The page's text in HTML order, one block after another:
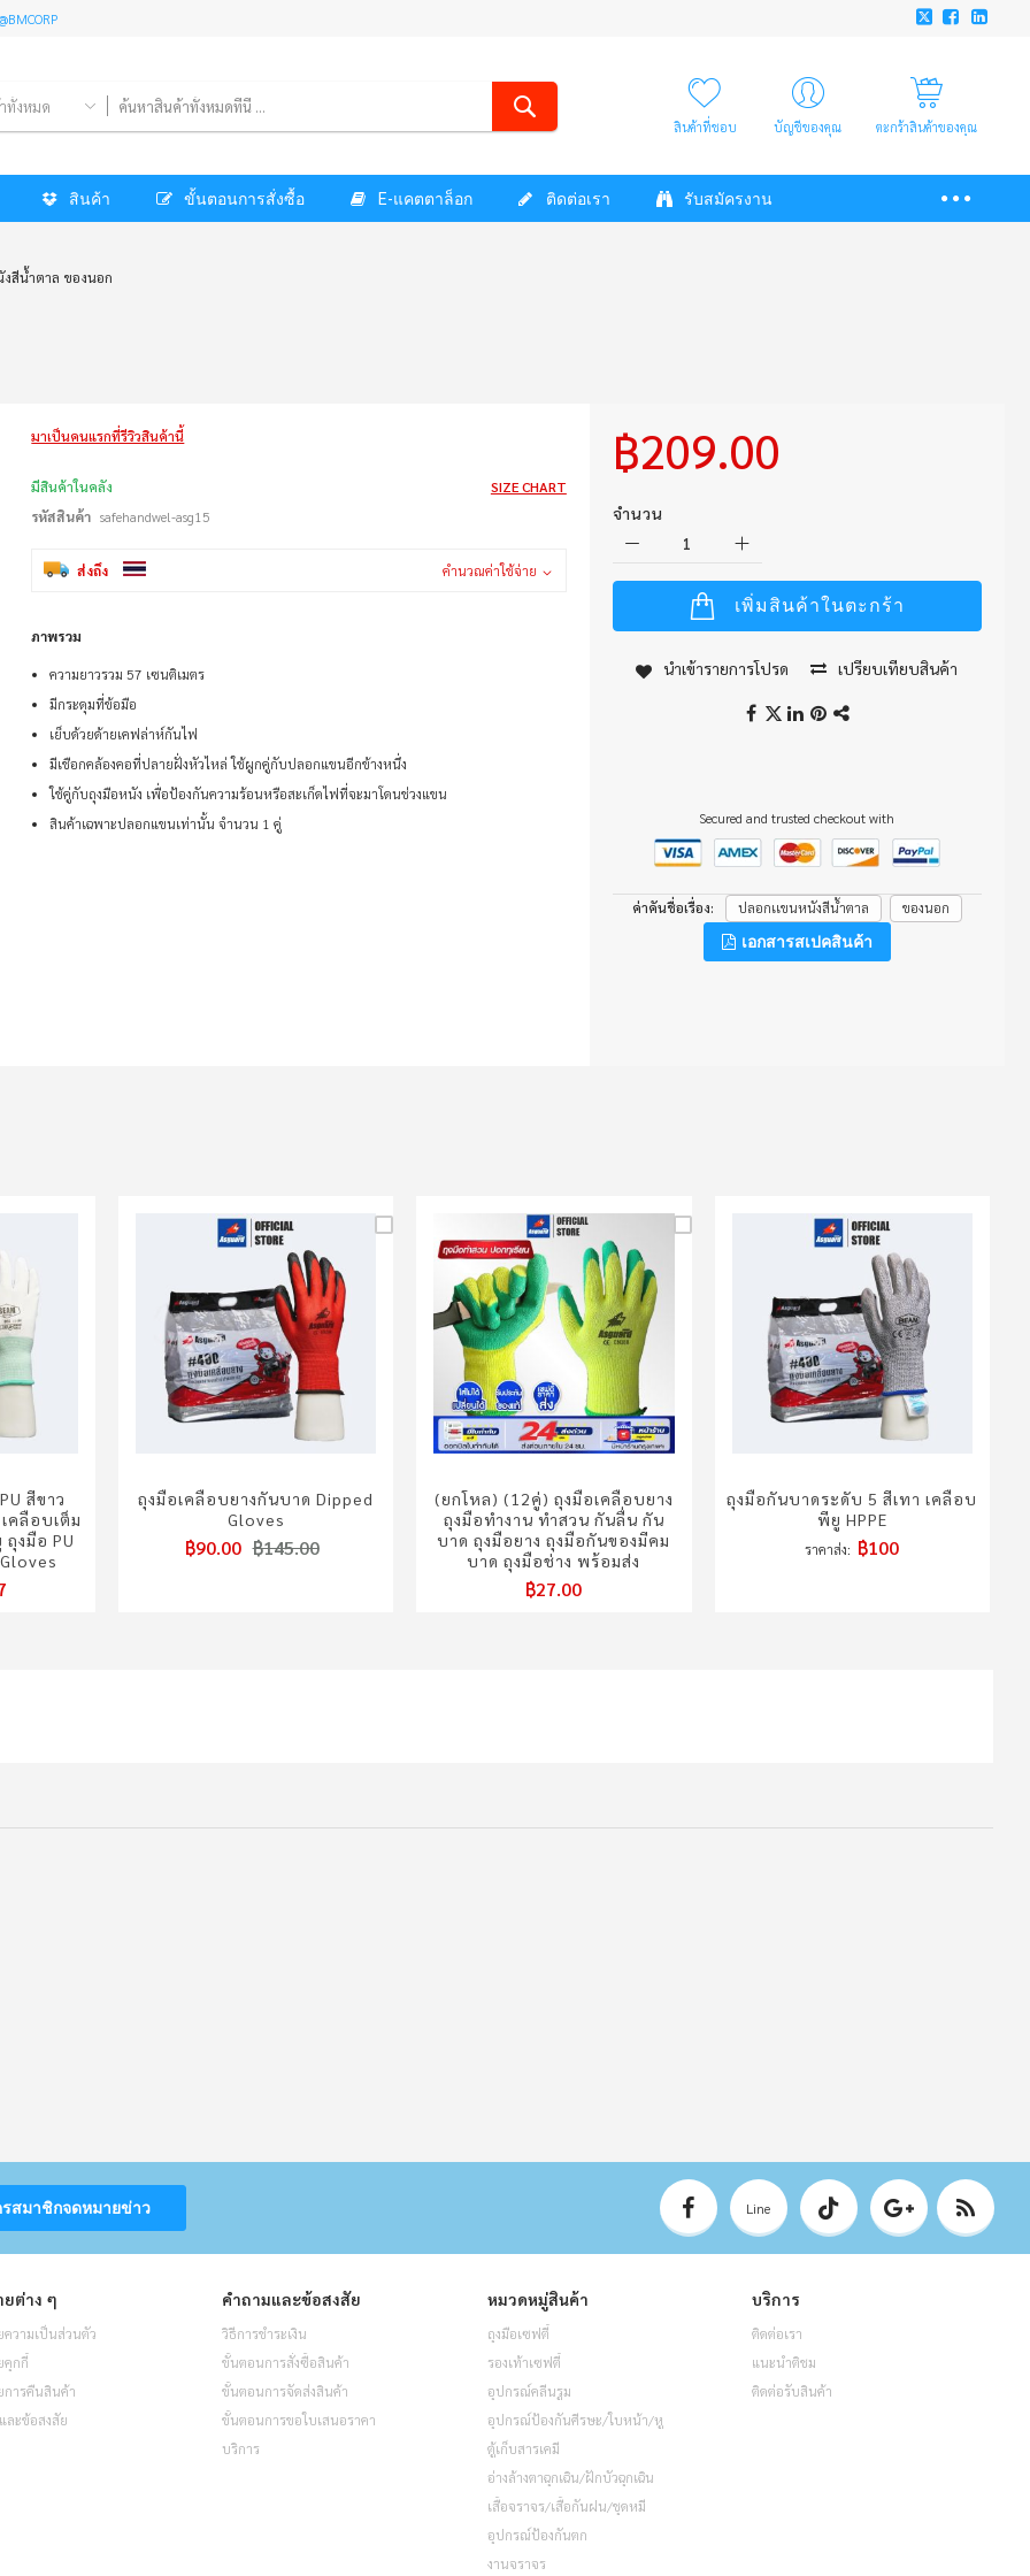
ทั้งหมด
สินค้าที่ชอบ บัญชีของคุณ ตะกร้าสินค้าของคุณ
สินค้า ขั้นตอนการสั่งซื้อ E-แคตตาล็อก ติดต่อเรา รับสมัครงาน
งสีน้ำตาล ของนอก
มาเป็นคนแรกที่รีวิวสินค้านี้
มีสินค้าในคลัง
รหัสสินค้า safehandwel-asg15
SIZE CHART
ส่งถึง คำนวณค่าใช้จ่าย
ภาพรวม
ความยาวรวม 57 เซนติเมตร
มีกระดุมที่ข้อมือ
เย็บด้วยด้ายเคฟล่าห์กันไฟ
มีเชือกคล้องคอที่ปลายฝั่งหัวไหล่ ใช้ผูกคู่กับปลอกแขนอีกข้างหนึ่ง
ใช้คู่กับถุงมือหนัง เพื่อป้องกันความร้อนหรือสะเก็ดไฟที่จะมาโดนช่วงแขน
สินค้าเฉพาะปลอกแขนเท่านั้น จำนวน 1 คู่
฿209.00
จำนวน
เพิ่มสินค้าในตะกร้า
นำเข้ารายการโปรด เปรียบเทียบสินค้า
Secured and trusted checkout with
ค่าคันชื่อเรื่อง ปลอกเเขนหนังสีน้ำตาล
ของนอก
เอกสารสเปคสินค้า
สีขาว
ลือบเต็ม
งมือ PU
ถุงมือเคลือบยางกันบาด Dipped
Gloves
฿90.00 ฿145.00
(ยกโหล) (12คู่) ถุงมือเคลือบยาง
ถุงมือทำงาน ทำสวน กันลื่น กัน
บาด ถุงมือยาง ถุงมือกันของมีคม
บาด ถุงมือช่าง พร้อมส่ง
฿27.00
ถุงมือกันบาดระดับ 5 สีเทา เคลือบ
พียู HPPE
ราคาส่ง ฿100
สมาชิกจดหมายข่าว Line
ยต่าง ๆ
ความเป็นส่วนตัว
คุกกี้
การคืนสินค้า
ละข้อสงสัย
คำถามและข้อสงสัย
วิธีการชำระเงิน
ขั้นตอนการสั่งซื้อสินค้า
ขั้นตอนการจัดส่งสินค้า
ขั้นตอนการขอใบเสนอราคา
บริการ
หมวดหมู่สินค้า
ถุงมือเซฟตี้
รองเท้าเซฟตี้
อุปกรณ์คลีนรูม
อุปกรณ์ป้องกันศีรษะ/ใบหน้า/หู
ตู้เก็บสารเคมี
อ่างล้างตาฉุกเฉิน/ฝักบัวฉุกเฉิน
เสื้อจราจร/เสื้อกันฝน/ชุดหมี
อุปกรณ์ป้องกันตก
งานจราจร
บริการ
ติดต่อเรา
แนะนำติชม
ติดต่อรับสินค้า